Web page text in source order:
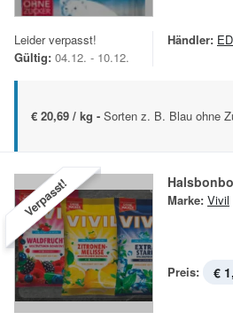
Leider verpasst!
Gültig: 04.12. - 10.12.
Händler:
€ 20,69 / kg - Sorten z. B. Blau ohne
Verpasst! Marke: Vivil
Preis: €